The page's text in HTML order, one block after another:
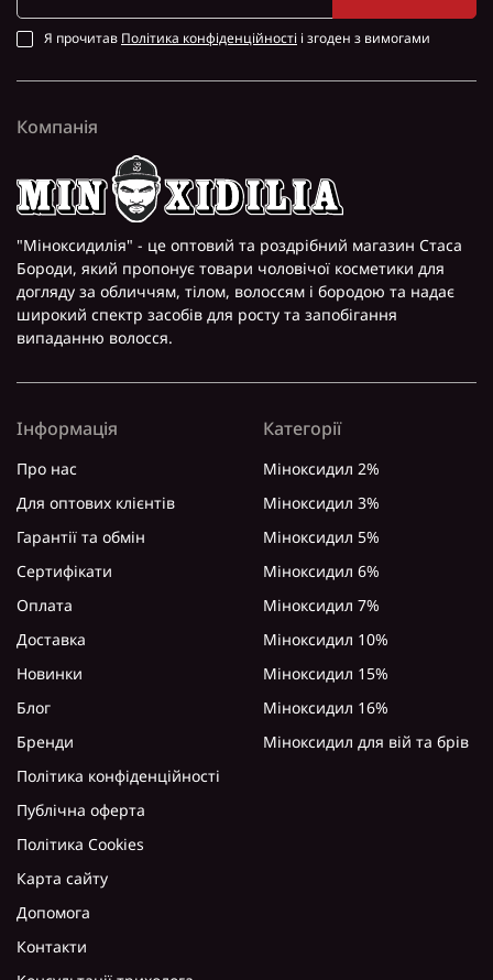
Я прочитав Політика конфіденційності і згоден з вимогами
Компанія
"Міноксидилія" - це оптовий та роздрібний магазин Стаса
Бороди, який пропонує товари чоловічої косметики для
догляду за обличчям, тілом, волоссям і бородою та надає
широкий спектр засобів для росту та запобігання
випаданню волосся.
Інформація
Про нас
Для оптових клієнтів
Гарантії та обмін
Сертифікати
Оплата
Доставка
Новинки
Блог
Бренди
Політика конфіденційності
Публічна оферта
Політика Cookies
Карта сайту
Допомога
Контакти
Категорії
Міноксидил 2%
Міноксидил 3%
Міноксидил 5%
Міноксидил 6%
Міноксидил 7%
Міноксидил 10%
Міноксидил 15%
Міноксидил 16%
Міноксидил для вій та брів